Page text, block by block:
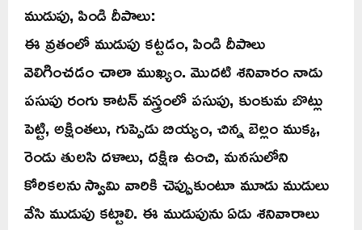
ముడుపు, పిండి దీపాలు:
ఈ వ్రతంలో ముడుపు కట్టడం, పిండి దీపాలు
వెలిగించడం చాలా ముఖ్యం. మొదటి శనివారం నాడు
పసుపు రంగు కాటన్ వస్త్రంలో పసుపు, కుంకుమ బొట్లు
పెట్టి, అక్షింతలు, గుప్పెడు బియ్యం, చిన్న బెల్లం ముక్క,
రెండు తులసి దళాలు, దక్షిణ ఉంచి, మనసులోని
కోరికలను స్వామి వారికి చెప్పుకుంటూ మూడు ముడులు
వేసి ముడుపు కట్టాలి. ఈ ముడుపును ఏడు శనివారాలు